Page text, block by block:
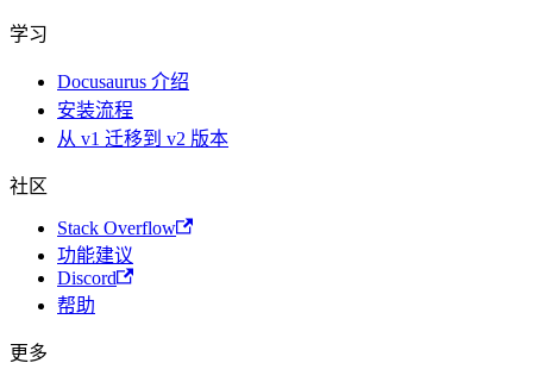
学习
Docusaurus 介绍
安装流程
从 v1 迁移到 v2 版本
社区
Stack Overflow
功能建议
Discord
帮助
更多